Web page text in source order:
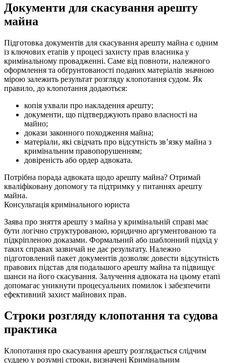
Документи для скасування арешту
майна
Підготовка документів для скасування арешту майна є одним
із ключових етапів у процесі захисту прав власника у
кримінальному провадженні. Саме від повноти, належного
оформлення та обґрунтованості поданих матеріалів значною
мірою залежить результат розгляду клопотання судом. Як
правило, до клопотання додаються:
копія ухвали про накладення арешту;
документи, що підтверджують право власності на
майно;
докази законного походження майна;
матеріали, які свідчать про відсутність зв’язку майна з
кримінальним правопорушенням;
довіреність або ордер адвоката.
Потрібна порада адвоката щодо арешту майна? Отримай
кваліфіковану допомогу та підтримку у питаннях арешту
майна.
Консультація кримінального юриста
Заява про зняття арешту з майна у кримінальній справі має
бути логічно структурованою, юридично аргументованою та
підкріпленою доказами. Формальний або шаблонний підхід у
таких справах зазвичай не дає результату. Належно
підготовлений пакет документів дозволяє довести відсутність
правових підстав для подальшого арешту майна та підвищує
шанси на його скасування. Залучення адвоката на цьому етапі
допомагає уникнути процесуальних помилок і забезпечити
ефективний захист майнових прав.
Строки розгляду клопотання та судова
практика
Клопотання про скасування арешту розглядається слідчим
суддею у розумні строки, визначені Кримінальним